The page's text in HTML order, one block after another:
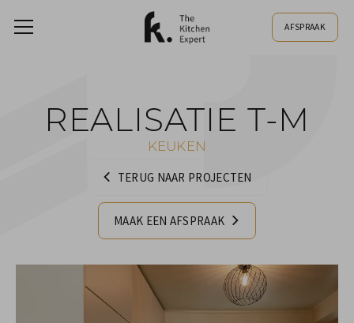
AFSPRAAK
REALISATIE T-M
KEUKEN
TERUG NAAR PROJECTEN
MAAK EEN AFSPRAAK